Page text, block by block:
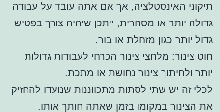
תיקוני האינסטלציה, אך אם אתה עובד על עבודה
גדולה יותר או מסחרית, ייתכן שיהיה צורך בפטיש
גדול יותר כגון מזחלת או בור.
חוט צינור: מלחצי צינור הכרחי לעבודות גדולות
יותר ולחיתוך צינור נחושת או מתכת.
לכלי זה יש שתי לסתות מתכווננות שנועדו להחזיק
את הצינור במקומו בזמן שאתה חותך אותו.